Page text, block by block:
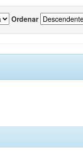
Ordenar